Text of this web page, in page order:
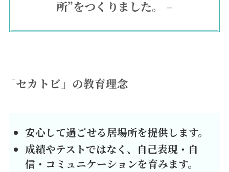
所”をつくりました。 –
「セカトビ」の教育理念
安心して過ごせる居場所を提供します。
成績やテストではなく、自己表現・自
信・コミュニケーションを育みます。